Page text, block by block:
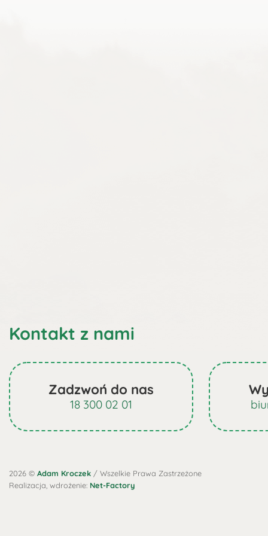
Kontakt z nami
Zadzwoń do nas
18 300 02 01
2026 © Adam Kroczek / Wszelkie Prawa Zastrzeżone
Realizacja, wdrożenie: Net-Factory